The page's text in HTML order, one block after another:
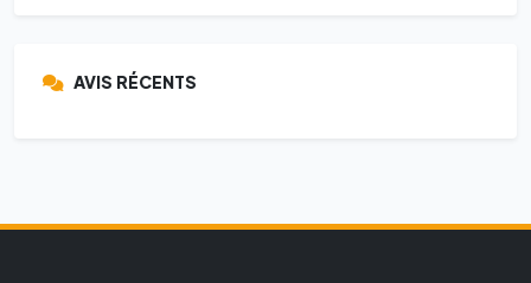
AVIS RÉCENTS